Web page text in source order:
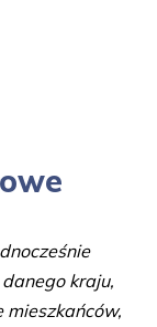
kraju,
mieszkańców,